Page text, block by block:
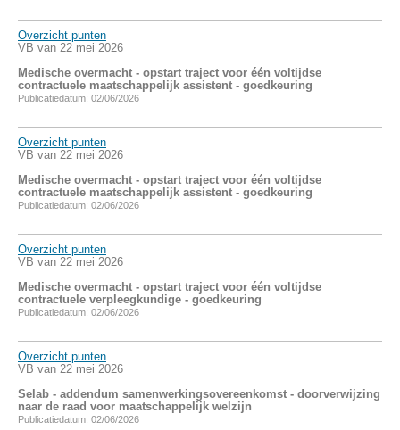
Overzicht punten
VB van 22 mei 2026
Medische overmacht - opstart traject voor één voltijdse
contractuele maatschappelijk assistent - goedkeuring
Publicatiedatum: 02/06/2026
Overzicht punten
VB van 22 mei 2026
Medische overmacht - opstart traject voor één voltijdse
contractuele maatschappelijk assistent - goedkeuring
Publicatiedatum: 02/06/2026
Overzicht punten
VB van 22 mei 2026
Medische overmacht - opstart traject voor één voltijdse
contractuele verpleegkundige - goedkeuring
Publicatiedatum: 02/06/2026
Overzicht punten
VB van 22 mei 2026
Selab - addendum samenwerkingsovereenkomst - doorverwijzing
naar de raad voor maatschappelijk welzijn
Publicatiedatum: 02/06/2026